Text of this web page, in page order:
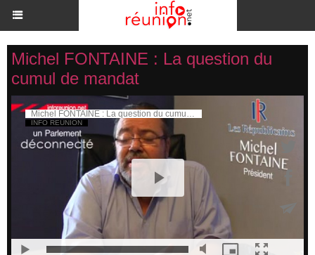
Michel FONTAINE : La question du
cumul de mandat